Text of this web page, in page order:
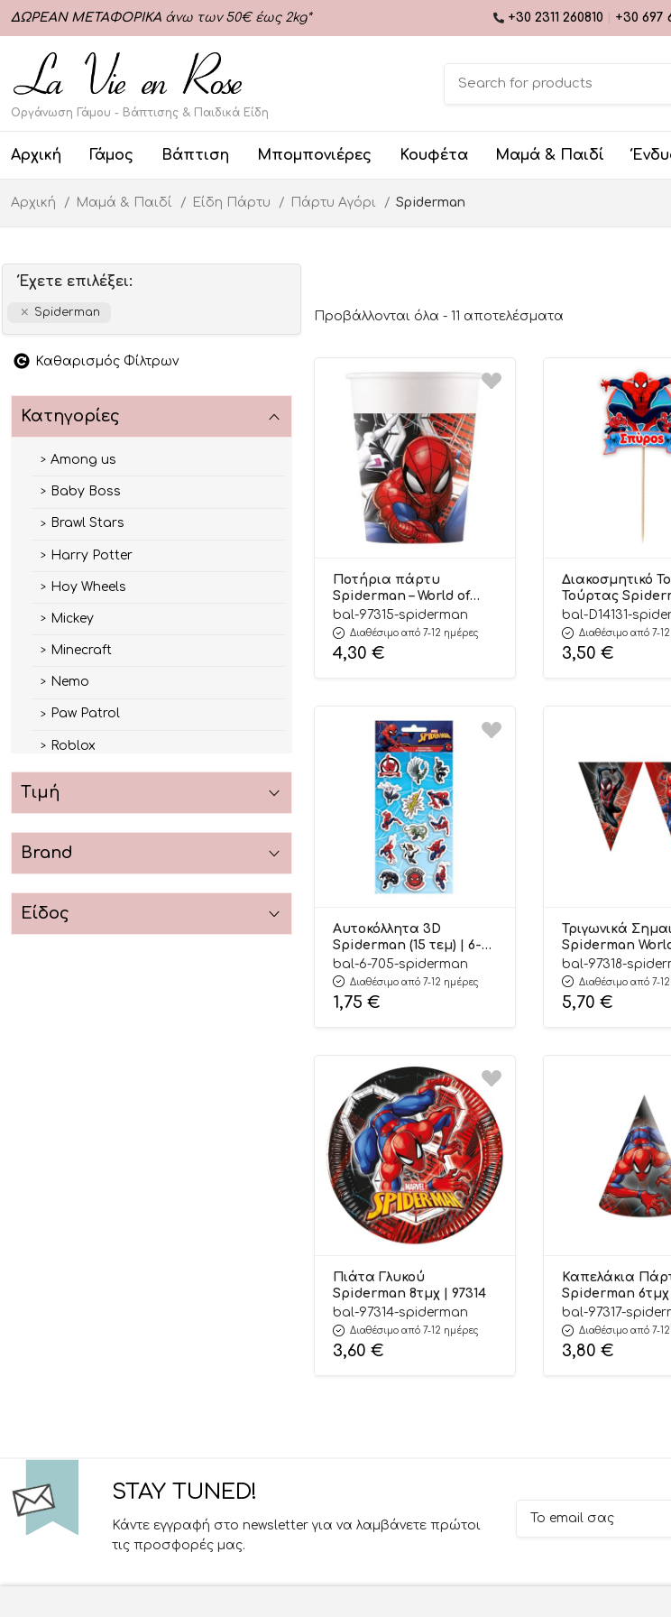
ΔΩΡΕΑΝ ΜΕΤΑΦΟΡΙΚΑ άνω των 50€ έως 2kg* +30 2311 260810 +30 697
Οργάνωση Γάμου - Βάπτισης & Παιδικά Είδη
Αρχική Γάμος Βάπτιση Μπομπονιέρες Κουφέτα Μαμά & Παιδί
Αρχική Μαμά & Παιδί Είδη Πάρτυ Πάρτυ Αγόρι Spiderman
Έχετε επιλέξει:
Spiderman
Καθαρισμός Φίλτρων
Κατηγορίες
Among us
Baby Boss
Brawl Stars
Harry Potter
Hoy Wheels
Mickey
Minecraft
Nemo
Paw Patrol
Roblox
Super Wings
Ποδόσφαιρο
Τιμή
Brand
Είδος
Προβάλλονται όλα - 11 αποτελέσματα
Ποτήρια πάρτυ
Spiderman – World of
Web (8 τεμ) | 97315
bal-97315-spiderman
Διαθέσιμο από 7-12 ημέρες
4,30 €
Διακοσμητικό
Τούρτας
D14131
bal-D14131-
Διαθέσιμο από 7-
3,50 €
Αυτοκόλλητα 3D
Spiderman (15 τεμ) | 6-
705
bal-6-705-spiderman
Διαθέσιμο από 7-12 ημέρες
1,75 €
Τριγωνικά
Spiderman
230cm | 97318
bal-97318-
Διαθέσιμο από 7-
5,70 €
Πιάτα Γλυκού
Spiderman 8τμχ | 97314
bal-97314-spiderman
Διαθέσιμο από 7-12 ημέρες
3,60 €
Καπελάκια
Spiderman 6τμχ
bal-97317-
Διαθέσιμο από 7-
3,80 €
STAY TUNED!
Κάντε εγγραφή στο newsletter για να λαμβάνετε πρώτοι
τις προσφορές μας.